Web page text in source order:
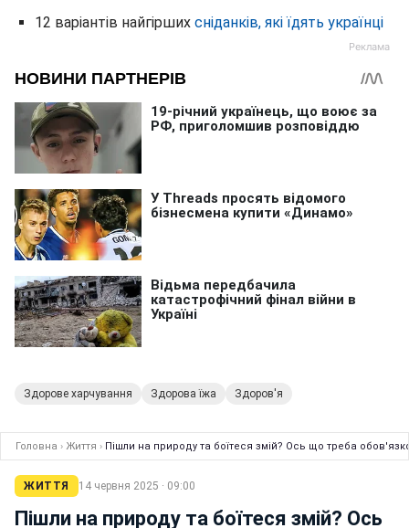
12 варіантів найгірших сніданків, які їдять українці
Здорове харчування Здорова їжа Здоров'я
Головна › Життя › Пішли на природу та боїтеся змій? Ось що треба
ЖИТТЯ 14 червня 2025 · 09:00
Пішли на природу та боїтеся змій? Ось